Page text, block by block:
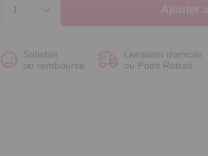
Ajouter
Satisfait
ou remboursé
Livraison domicile
ou Point Retrait